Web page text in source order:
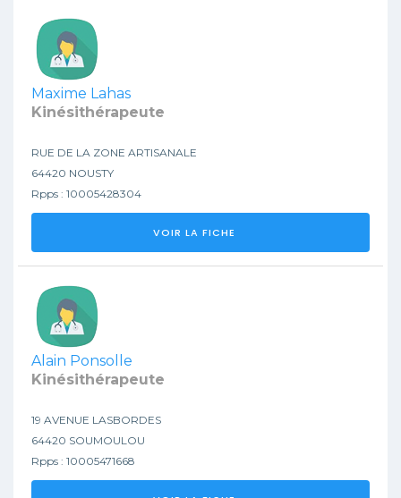
Maxime Lahas
Kinésithérapeute
RUE DE LA ZONE ARTISANALE
64420 NOUSTY
Rpps : 10005428304
VOIR LA FICHE
Alain Ponsolle
Kinésithérapeute
19 AVENUE LASBORDES
64420 SOUMOULOU
Rpps : 10005471668